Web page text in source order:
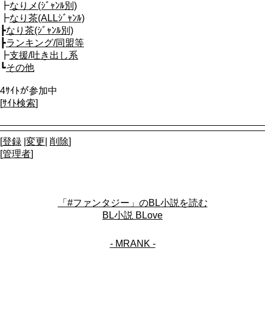
┣なりメ(ｼﾞｬﾝﾙ別)
┣なり茶(ALLｼﾞｬﾝﾙ)
┣なり茶(ｼﾞｬﾝﾙ別)
┣ランキング/同盟等
┣支援/吐き出し系
┗その他
4ｻｲﾄが参加中
[ｻｲﾄ検索]
[登録 変更 削除]
[管理者]
「#ファンタジー」のBL小説を読む
BL小説 BLove
- MRANK -